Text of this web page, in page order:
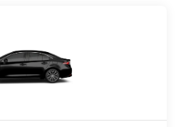
de higiene personal de diseño.
incluyen caja fuerte, escritorio